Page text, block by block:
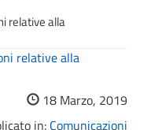
relative alla
relative alla
18 Marzo, 2019
in: Comunicazioni